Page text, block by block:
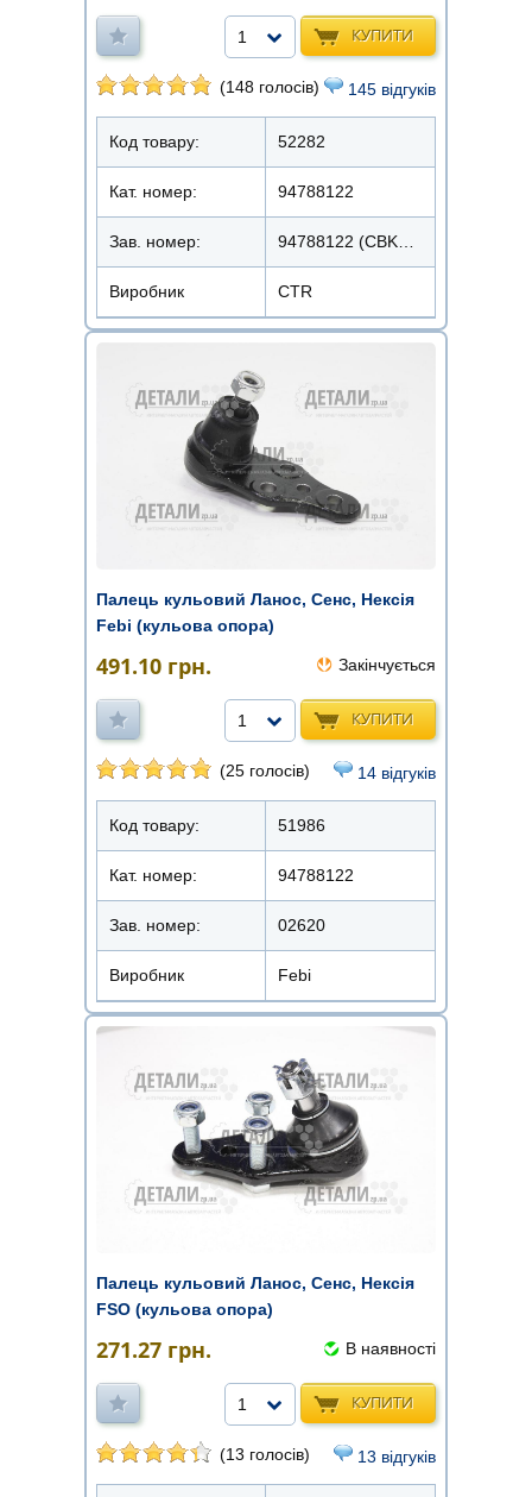
КУПИТИ
1
(148 голосів) 145 відгуків
Код товару: 52282
Кат. номер: 94788122
Зав. номер: 94788122 (CBKD-1)/CB0160
Виробник CTR
Палець кульовий Ланос, Сенс, Нексія
Febi (кульова опора)
491.10 грн. Закінчується
КУПИТИ
1
(25 голосів) 14 відгуків
Код товару: 51986
Кат. номер: 94788122
Зав. номер: 02620
Виробник Febi
Палець кульовий Ланос, Сенс, Нексія
FSO (кульова опора)
271.27 грн. В наявності
КУПИТИ
1
(13 голосів) 13 відгуків